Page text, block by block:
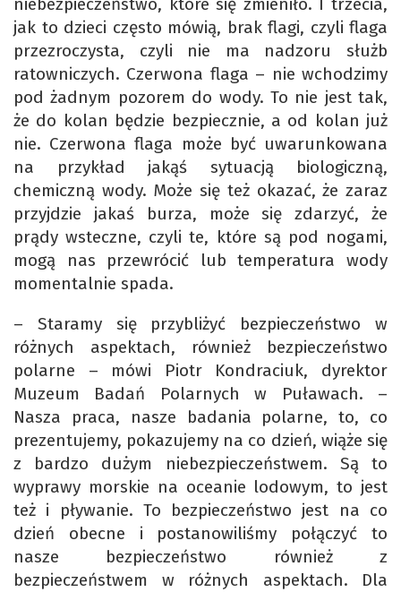
niebezpieczeństwo, które się zmieniło. I trzecia,
jak to dzieci często mówią, brak flagi, czyli flaga
przezroczysta, czyli nie ma nadzoru służb
ratowniczych. Czerwona flaga – nie wchodzimy
pod żadnym pozorem do wody. To nie jest tak,
że do kolan będzie bezpiecznie, a od kolan już
nie. Czerwona flaga może być uwarunkowana
na przykład jakąś sytuacją biologiczną,
chemiczną wody. Może się też okazać, że zaraz
przyjdzie jakaś burza, może się zdarzyć, że
prądy wsteczne, czyli te, które są pod nogami,
mogą nas przewrócić lub temperatura wody
momentalnie spada.
– Staramy się przybliżyć bezpieczeństwo w
różnych aspektach, również bezpieczeństwo
polarne – mówi Piotr Kondraciuk, dyrektor
Muzeum Badań Polarnych w Puławach. –
Nasza praca, nasze badania polarne, to, co
prezentujemy, pokazujemy na co dzień, wiąże się
z bardzo dużym niebezpieczeństwem. Są to
wyprawy morskie na oceanie lodowym, to jest
też i pływanie. To bezpieczeństwo jest na co
dzień obecne i postanowiliśmy połączyć to
nasze bezpieczeństwo również z
bezpieczeństwem w różnych aspektach. Dla